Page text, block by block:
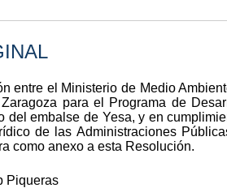
entre el Ministerio de Medio
para el Programa de
embalse de Yesa, y en
de las Administraciones
como anexo a esta Resolución.
Piqueras